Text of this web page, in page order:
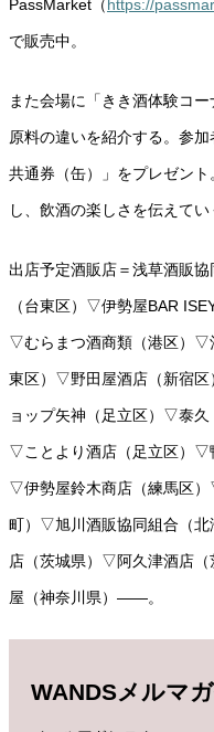
PassMarket（ https://
で販売中。
また会場に「きき酒体験コ
原料の違いを紹介する。参
共通券（缶）」をプレゼン
し、飲酒の楽しさを伝えてい
出店予定酒販店＝浅草酒販
（台東区）▽伊勢屋BAR
▽むらまつ酒商類（港区）▽
東区）▽野田屋酒店（新宿
ョップ矢神（足立区）▽泰久
▽ことより酒店（足立区）▽
▽伊勢屋鈴木商店（練馬区
町）▽旭川酒販協同組合（
店（茨城県）▽阿久津酒店
屋（神奈川県）――。
WANDSメルマ